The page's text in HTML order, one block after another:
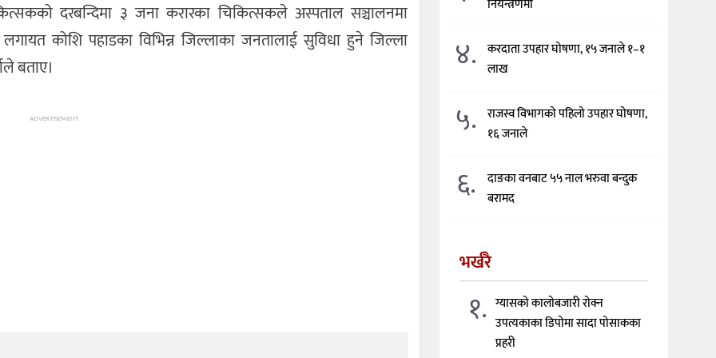
दरबन्दिमा ३ जना करारका चिकित्सकले अस्पताल सञ्चालनमा
कोशि पहाडका विभिन्न जिल्लाका जनतालाई सुविधा हुने जिल्ला
बताए।
ADVERTISEMENT
नियन्त्रणमा
४.
करदाता उपहार घोषणा, १५ जनाले १–१
लाख
५.
राजस्व विभागको पहिलो उपहार घोषणा,
१६ जनाले
६.
दाङका वनबाट ५५ नाल भरुवा बन्दुक
बरामद
भर्खरै
१. ग्यासको कालोबजारी रोक्न
उपत्यकाका डिपोमा सादा पोसाकका
प्रहरी